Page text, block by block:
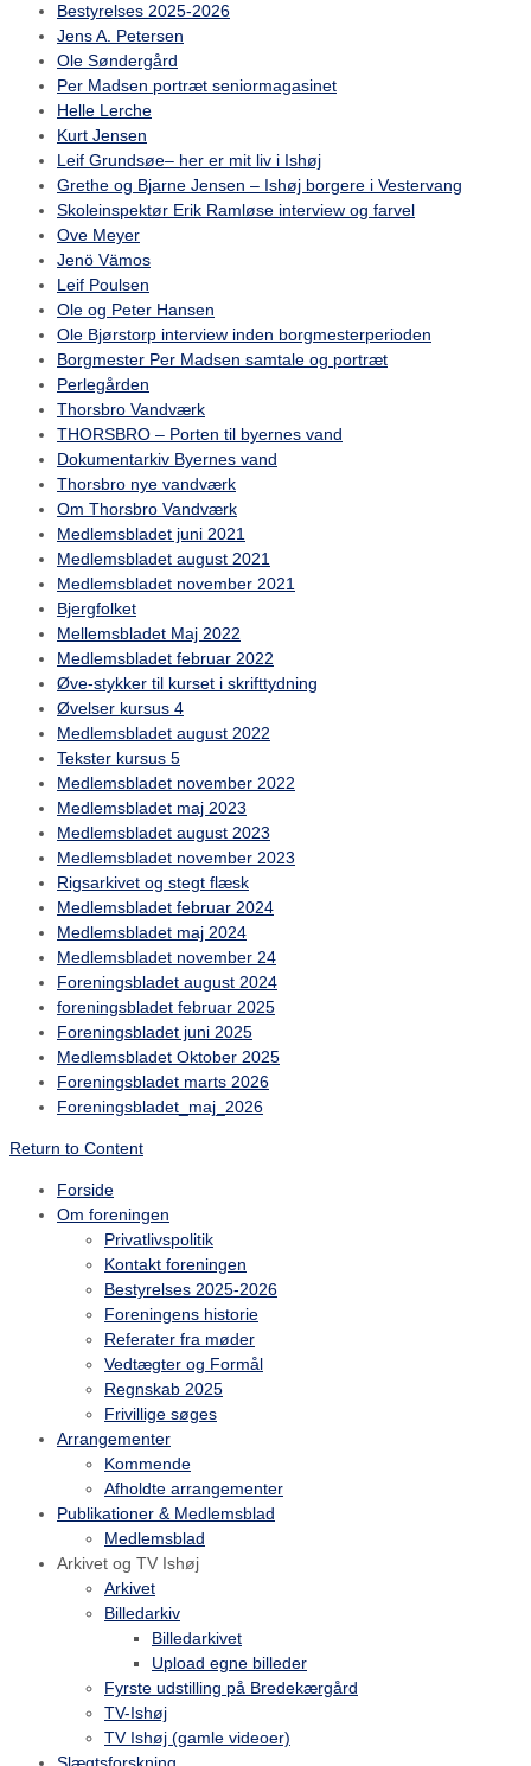
Bestyrelses 2025-2026
Jens A. Petersen
Ole Søndergård
Per Madsen portræt seniormagasinet
Helle Lerche
Kurt Jensen
Leif Grundsøe– her er mit liv i Ishøj
Grethe og Bjarne Jensen – Ishøj borgere i Vestervang
Skoleinspektør Erik Ramløse interview og farvel
Ove Meyer
Jenö Vämos
Leif Poulsen
Ole og Peter Hansen
Ole Bjørstorp interview inden borgmesterperioden
Borgmester Per Madsen samtale og portræt
Perlegården
Thorsbro Vandværk
THORSBRO – Porten til byernes vand
Dokumentarkiv Byernes vand
Thorsbro nye vandværk
Om Thorsbro Vandværk
Medlemsbladet juni 2021
Medlemsbladet august 2021
Medlemsbladet november 2021
Bjergfolket
Mellemsbladet Maj 2022
Medlemsbladet februar 2022
Øve-stykker til kurset i skrifttydning
Øvelser kursus 4
Medlemsbladet august 2022
Tekster kursus 5
Medlemsbladet november 2022
Medlemsbladet maj 2023
Medlemsbladet august 2023
Medlemsbladet november 2023
Rigsarkivet og stegt flæsk
Medlemsbladet februar 2024
Medlemsbladet maj 2024
Medlemsbladet november 24
Foreningsbladet august 2024
foreningsbladet februar 2025
Foreningsbladet juni 2025
Medlemsbladet Oktober 2025
Foreningsbladet marts 2026
Foreningsbladet_maj_2026
Return to Content
Forside
Om foreningen
Privatlivspolitik
Kontakt foreningen
Bestyrelses 2025-2026
Foreningens historie
Referater fra møder
Vedtægter og Formål
Regnskab 2025
Frivillige søges
Arrangementer
Kommende
Afholdte arrangementer
Publikationer & Medlemsblad
Medlemsblad
Arkivet og TV Ishøj
Arkivet
Billedarkiv
Billedarkivet
Upload egne billeder
Fyrste udstilling på Bredekærgård
TV-Ishøj
TV Ishøj (gamle videoer)